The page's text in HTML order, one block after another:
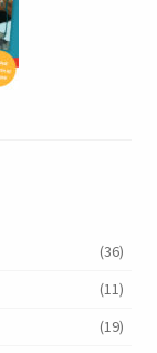
(36)
(11)
(19)